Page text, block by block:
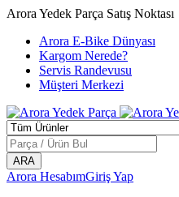
Arora Yedek Parça Satış Noktası
Arora E-Bike Dünyası
Kargom Nerede?
Servis Randevusu
Müşteri Merkezi
Arora HesabımGiriş Yap